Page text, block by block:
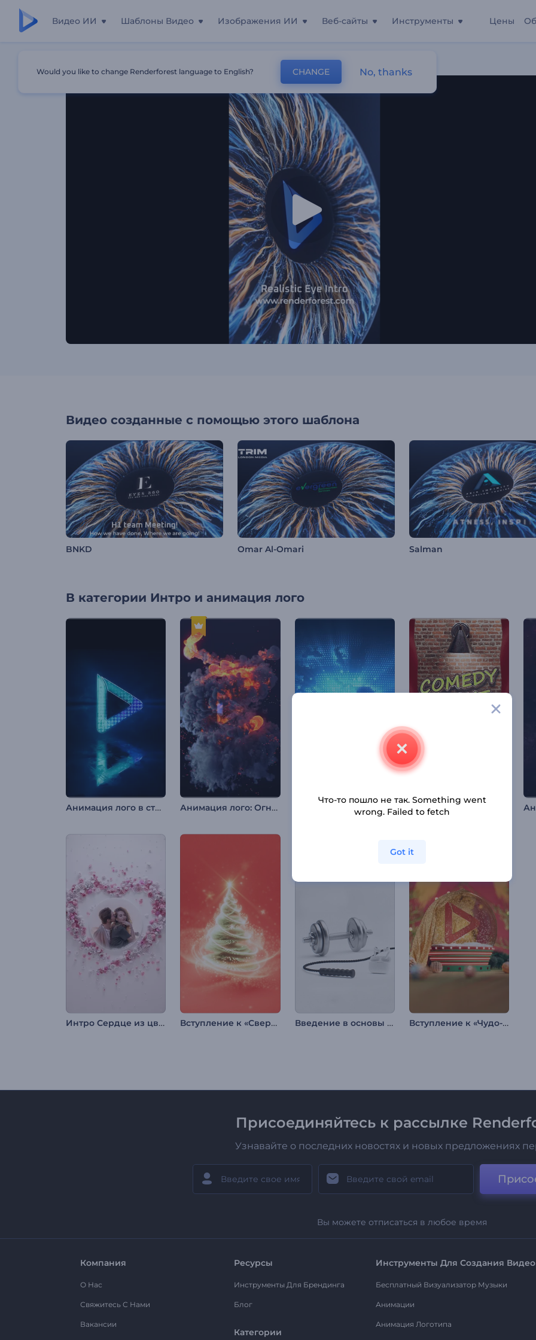
Видео ИИ Шаблоны Видео Изображения ИИ Веб-сайты Инструменты Цены
Видео созданные с помощью этого шаблона
BNKD Omar Al-Omari Salman
В категории Интро и анимация лого
Анимация лого в стиле LED Анимация лого: Огненный вихрь Анимация лого: Цифровой глобус
Интро Сердце из цветов в День Святого Валентина Вступление к «Сверкающей рождественской елке» Введение в основы спортзала Вступление к «Чудо-снежному шару»
Присоединяйтесь к рассылке
Узнавайте о последних новостях и новых предложениях
Вы можете отписаться в любое время
Компания
О Нас
Свяжитесь С Нами
Вакансии
Ресурсы
Инструменты Для Брендинга
Блог
Категории
Инструменты Для Создания Видео
Бесплатный Визуализатор Музыки
Анимации
Анимация Логотипа
Would you like to change Renderforest language to English? CHANGE No, thanks
Что-то пошло не так. Something went
wrong. Failed to fetch
Got it